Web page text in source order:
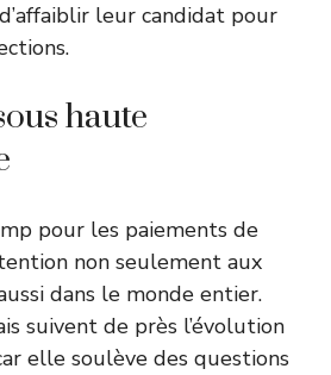
leur candidat pour
haute
pour les paiements de
non seulement aux
dans le monde entier.
suivent de près l’évolution
elle soulève des questions